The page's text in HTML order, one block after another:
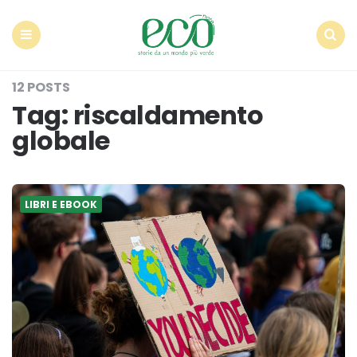
12 POSTS
Tag: riscaldamento
globale
LIBRI E EBOOK